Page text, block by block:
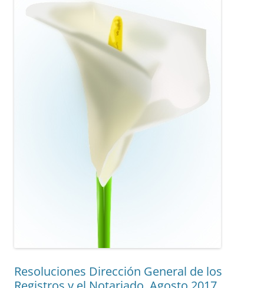
Resoluciones Dirección General de los